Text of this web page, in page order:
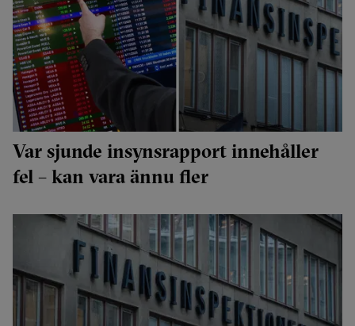
Var sjunde insynsrapport innehåller
fel – kan vara ännu fler